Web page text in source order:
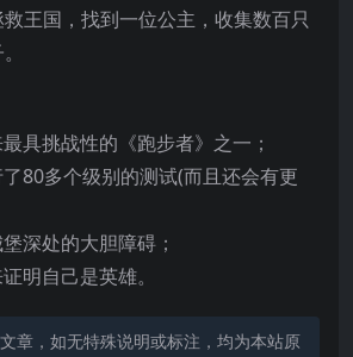
王国，找到一位公主，收集数百只
具挑战性的《跑步者》之一；
80多个级别的测试(而且还会有更
深处的大胆障碍；
明自己是英雄。
章，如无特殊说明或标注，均为本站原